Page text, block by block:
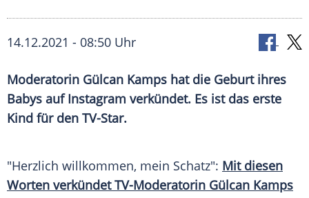
14.12.2021 - 08:50 Uhr
Moderatorin Gülcan Kamps hat die Geburt ihres
Babys aufInstagram verkündet. Es ist das erste
Kind für den TV-Star.
"Herzlich willkommen, mein Schatz": Mit diesen
Worten verkündet TV-Moderatorin Gülcan Kamps